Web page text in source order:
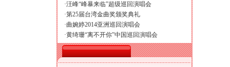
·汪峰“峰暴来临”超级巡回演唱会
·第25届台湾金曲奖颁奖典礼
·曲婉婷2014亚洲巡回演唱会
·黄绮珊“离不开你”中国巡回演唱会